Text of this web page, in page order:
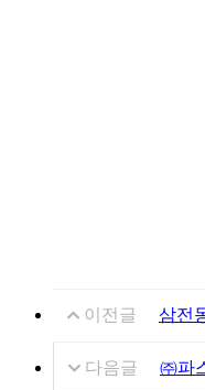
이전글 삼전
다음글 ㈜파